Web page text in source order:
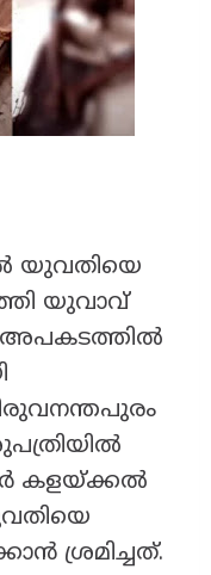
യുവതിയെ
യുവാവ്
​അപകടത്തിൽ
കളയ്ക്കൽ
ശ്രമിച്ചത്.